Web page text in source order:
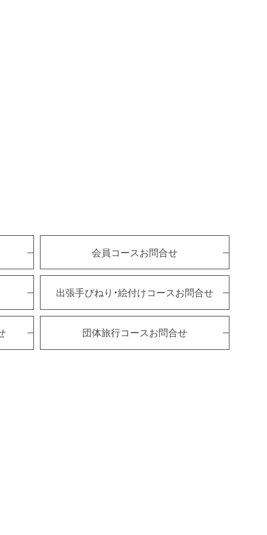
会員コースお問合せ
出張手びねり・絵付けコースお問合せ
団体旅行コースお問合せ